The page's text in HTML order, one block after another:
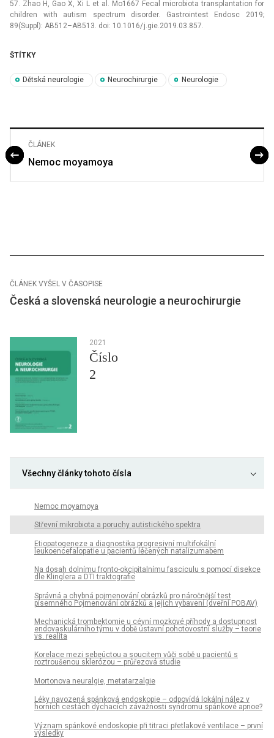
57. Zhao H, Gao X, Xi L et al. Mo1667 Fecal microbio­ta transplantation for
children with autism spectrum disorder. Gastrointest Endosc 2019;
89(Suppl): AB512–AB513. doi: 10.1016/ j.gie.2019.03.857.
ŠTÍTKY
Dětská neurologie Neurochirurgie Neurologie
ČLÁNEK
Nemoc moyamoya
ČLÁNEK VYŠEL V ČASOPISE
Česká a slovenská neurologie a neurochirurgie
2021
Číslo
2
Všechny články tohoto čísla
Nemoc moyamoya
Střevní mikrobiota a poruchy autistického spektra
Etiopatogeneze a diagnostika progresivní multifokální
leukoencefalopatie u pacientů léčených natalizumabem
Na dosah dolnímu fronto-okcipitalnímu fasciculu s pomocí disekce
dle Klinglera a DTI traktografie
Správná a chybná pojmenování obrázků pro náročnější test
písemného Pojmenování obrázků a jejich vybavení (dveřní POBAV)
Mechanická trombektomie u cévní mozkové příhody a dostupnost
endovaskulárního týmu v době ústavní pohotovostní služby – teorie
vs. realita
Korelace mezi sebeúctou a soucitem vůči sobě u pacientů s
roztroušenou sklerózou – průřezová studie
Mortonova neuralgie, metatarzalgie
Léky navozená spánková endoskopie – odpovídá lokální nález v
horních cestách dýchacích závažnosti syndromu spánkové apnoe?
Význam spánkové endoskopie při titraci přetlakové ventilace – první
výsledky